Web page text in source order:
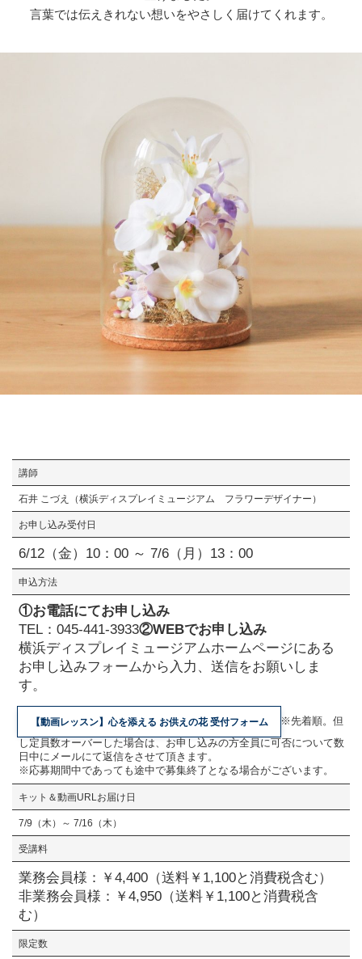
OFFICIAL SNS
言葉では伝えきれない想いをやさしく届けてくれます。
講師
石井 こづえ（横浜ディスプレイミュージアム フラワーデザイナー）
お申し込み受付日
6/12（金）10：00 ～ 7/6（月）13：00
申込方法
①お電話にてお申し込み
TEL：045-441-3933②WEBでお申し込み
横浜ディスプレイミュージアムホームページにある
お申し込みフォームから入力、送信をお願いしま
す。
【動画レッスン】心を添える お供えの花 受付フォーム
※先着順。但
し定員数オーバーした場合は、お申し込みの方全員に可否について数
日中にメールにて返信をさせて頂きます。
※応募期間中であっても途中で募集終了となる場合がございます。
キット＆動画URLお届け日
7/9（木）～ 7/16（木）
受講料
業務会員様：￥4,400（送料￥1,100と消費税含む）
非業務会員様：￥4,950（送料￥1,100と消費税含
む）
限定数